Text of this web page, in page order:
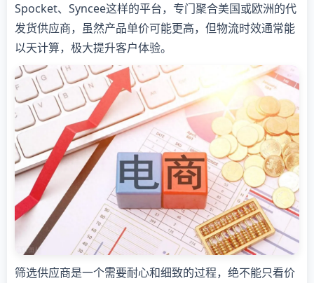
Spocket、Syncee这样的平台，专门聚合美国或欧洲的代
发货供应商，虽然产品单价可能更高，但物流时效通常能
以天计算，极大提升客户体验。
筛选供应商是一个需要耐心和细致的过程，绝不能只看价